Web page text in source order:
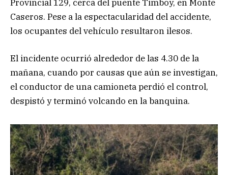
Provincial 129, cerca del puente Timboy, en Monte
Caseros. Pese a la espectacularidad del accidente,
los ocupantes del vehículo resultaron ilesos.
El incidente ocurrió alrededor de las 4.30 de la
mañana, cuando por causas que aún se investigan,
el conductor de una camioneta perdió el control,
despistó y terminó volcando en la banquina.